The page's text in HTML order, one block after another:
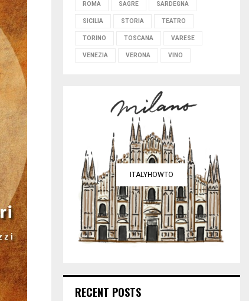
ROMA SAGRE SARDEGNA
SICILIA STORIA TEATRO
TORINO TOSCANA VARESE
VENEZIA VERONA VINO
ITALYHOWTO
RECENT POSTS